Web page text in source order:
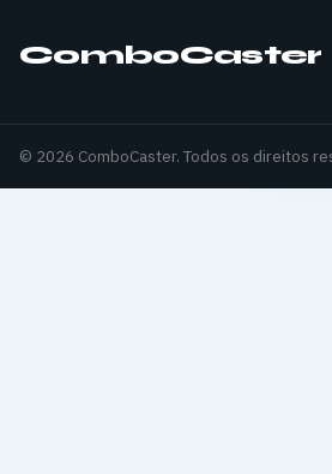
ComboCaster
© 2026 ComboCaster. Todos os direitos